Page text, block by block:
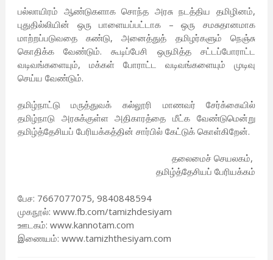
பல்லாயிரம் ஆண்டுகளாக சொந்த அரசு நடத்திய தமிழினம்,
புதுதில்லியின் ஒரு பாளையப்பட்டாக – ஒரு சமசுதானமாக
மாற்றப்படுவதை கண்டு, அனைத்துத் தமிழர்களும் நெஞ்சு
கொதிக்க வேண்டும். கூடிப்பேசி ஒருமித்த சட்டப்போராட்ட
வடிவங்களையும், மக்கள் போராட்ட வடிவங்களையும் முடிவு
செய்ய வேண்டும்.
தமிழ்நாட்டு மருத்துவக் கல்லூரி மாணவர் சேர்க்கையில்
தமிழ்நாடு அரசுக்குள்ள அதிகாரத்தை மீட்க வேண்டுமென்று
தமிழ்த்தேசியப் பேரியக்கத்தின் சார்பில் கேட்டுக் கொள்கிறேன்.
தலைமைச் செயலகம்,
தமிழ்த்தேசியப் பேரியக்கம்
பேச: 7667077075, 9840848594
முகநூல்: www.fb.com/tamizhdesiyam
ஊடகம்: www.kannotam.com
இணையம்: www.tamizhthesiyam.com